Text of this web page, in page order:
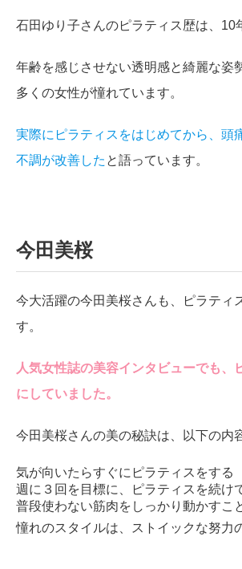
石田ゆり子さんのピラティス歴は、10
年齢を感じさせない透明感と綺麗な姿
多くの女性が憧れています。
実際にピラティスをはじめてから、頭
不調が改善した と語っています。
今田美桜
今大活躍の今田美桜さんも、ピラティ
す。
人気女性誌の美容インタビューでも、
にしていました。
今田美桜さんの美の秘訣は、以下の内
気が向いたらすぐにピラティスをする
週に３回を目標に、ピラティスを続け
普段使わない筋肉をしっかり動かすこ
憧れのスタイルは、ストイックな努力